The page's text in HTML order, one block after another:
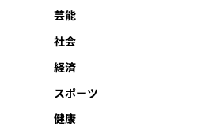
芸能
社会
経済
スポーツ
健康